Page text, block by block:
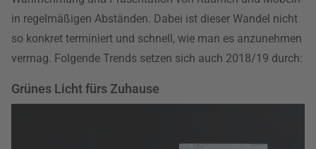
in regelmäßigen Abständen. Dabei ist dieser Wandel nicht
so konkret terminiert und schnell, wie man es anzunehmen
vermag. Folgende Trends setzen sich auch 2018/19 durch:
Grünes Licht fürs Zuhause